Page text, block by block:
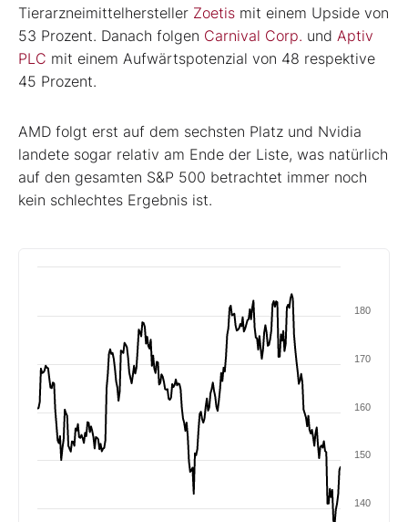
Tierarzneimittelhersteller Zoetis mit einem Upside von
53 Prozent. Danach folgen Carnival Corp. und Aptiv
PLC mit einem Aufwärtspotenzial von 48 respektive
45 Prozent.
AMD folgt erst auf dem sechsten Platz und Nvidia
landete sogar relativ am Ende der Liste, was natürlich
auf den gesamten S&P 500 betrachtet immer noch
kein schlechtes Ergebnis ist.
140
150
160
170
180